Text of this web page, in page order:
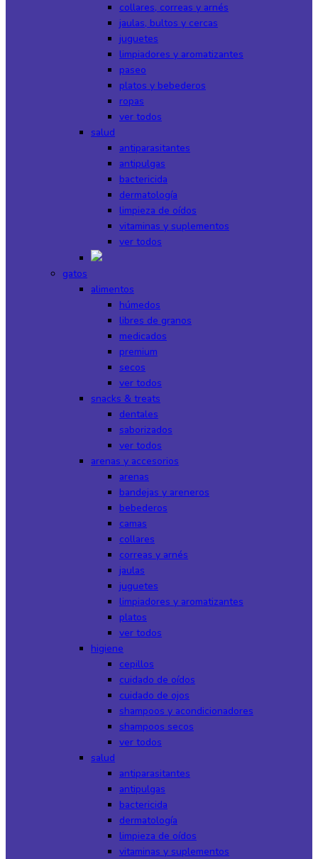
collares, correas y arnés
jaulas, bultos y cercas
juguetes
limpiadores y aromatizantes
paseo
platos y bebederos
ropas
ver todos
salud
antiparasitantes
antipulgas
bactericida
dermatología
limpieza de oídos
vitaminas y suplementos
ver todos
gatos
alimentos
húmedos
libres de granos
medicados
premium
secos
ver todos
snacks & treats
dentales
saborizados
ver todos
arenas y accesorios
arenas
bandejas y areneros
bebederos
camas
collares
correas y arnés
jaulas
juguetes
limpiadores y aromatizantes
platos
ver todos
higiene
cepillos
cuidado de oídos
cuidado de ojos
shampoos y acondicionadores
shampoos secos
ver todos
salud
antiparasitantes
antipulgas
bactericida
dermatología
limpieza de oídos
vitaminas y suplementos